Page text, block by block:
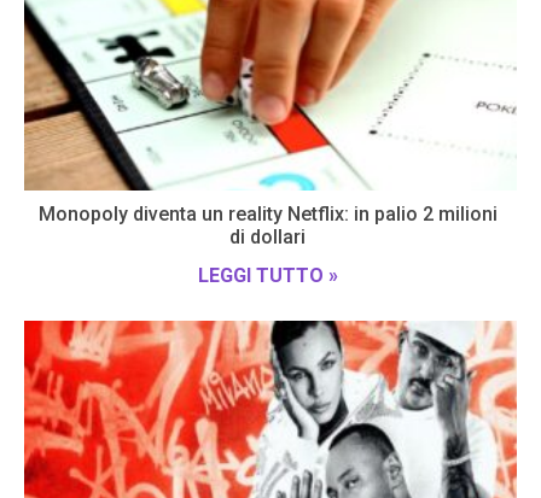
Monopoly diventa un reality Netflix: in palio 2 milioni
di dollari
LEGGI TUTTO »